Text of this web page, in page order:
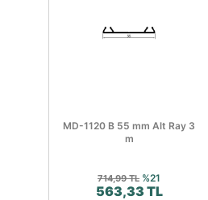
MD-1120 B 55 mm Alt Ray 3
m
714,99 TL %21
563,33 TL